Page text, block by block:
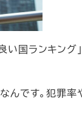
い国ランキング
んです。犯罪率